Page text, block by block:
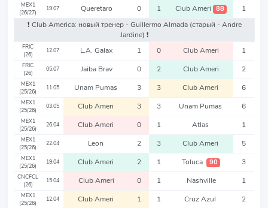
MEX1
(26/27)
19.07 Queretaro 0 1 Club Ameri 88
1
❗️ Club America: новый тренер - Guillermo Almada (старый - Andre
Jardine) ❗️
FRIC
(26)
12.07 L.A. Galax 1 0 Club Ameri 1
FRIC
(26)
05.07 Jaiba Brav 0 2 Club Ameri 2
MEX1
(25/26)
11.05 Unam Pumas 3 3 Club Ameri 6
MEX1
(25/26)
03.05 Club Ameri 3 3 Unam Pumas 6
MEX1
(25/26)
26.04 Club Ameri 0 1 Atlas 1
MEX1
(25/26)
22.04 Leon 2 3 Club Ameri 5
MEX1
(25/26)
19.04 Club Ameri 2 1 Toluca 90 3
CNCFCL
(26)
15.04 Club Ameri 0 1 Nashville 1
MEX1
(25/26)
12.04 Club Ameri 1 1 Cruz Azul 2